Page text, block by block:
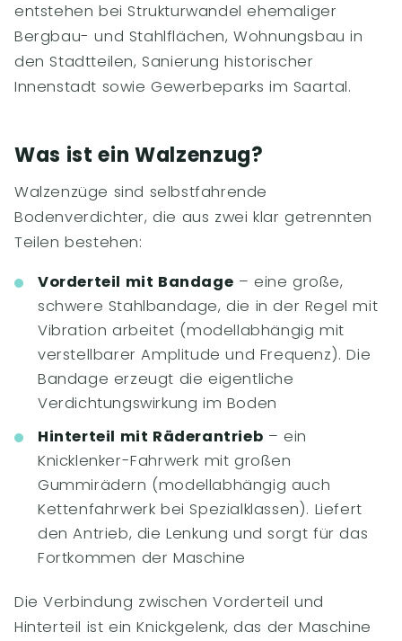
entstehen bei Strukturwandel ehemaliger
Bergbau- und Stahlflächen, Wohnungsbau in
den Stadtteilen, Sanierung historischer
Innenstadt sowie Gewerbeparks im Saartal.
Was ist ein Walzenzug?
Walzenzüge sind selbstfahrende
Bodenverdichter, die aus zwei klar getrennten
Teilen bestehen:
Vorderteil mit Bandage – eine große,
schwere Stahlbandage, die in der Regel mit
Vibration arbeitet (modellabhängig mit
verstellbarer Amplitude und Frequenz). Die
Bandage erzeugt die eigentliche
Verdichtungswirkung im Boden
Hinterteil mit Räderantrieb – ein
Knicklenker-Fahrwerk mit großen
Gummirädern (modellabhängig auch
Kettenfahrwerk bei Spezialklassen). Liefert
den Antrieb, die Lenkung und sorgt für das
Fortkommen der Maschine
Die Verbindung zwischen Vorderteil und
Hinterteil ist ein Knickgelenk, das der Maschine